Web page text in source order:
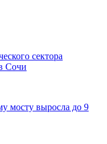
сектора
Сочи
мосту выросла до 9